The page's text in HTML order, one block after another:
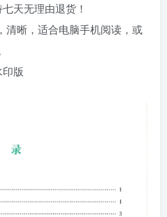
天无理由退货！
清晰，适合电脑手机阅读，或
版